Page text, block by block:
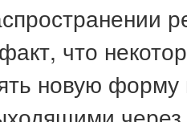
что
новую